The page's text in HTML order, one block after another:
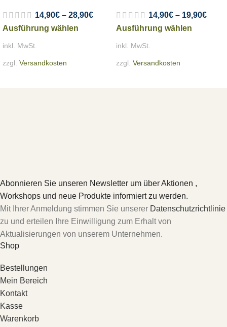
14,90€ – 28,90€
Ausführung wählen
inkl. MwSt.
zzgl. Versandkosten
14,90€ – 19,90€
Ausführung wählen
inkl. MwSt.
zzgl. Versandkosten
Abonnieren Sie unseren Newsletter um über Aktionen ,
Workshops und neue Produkte informiert zu werden.
Mit Ihrer Anmeldung stimmen Sie unserer Datenschutzrichtlinie
zu und erteilen Ihre Einwilligung zum Erhalt von
Aktualisierungen von unserem Unternehmen.
Shop
Bestellungen
Mein Bereich
Kontakt
Kasse
Warenkorb